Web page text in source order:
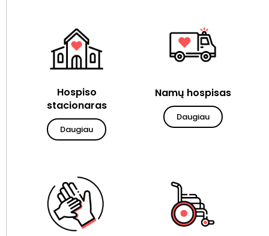
Hospiso
stacionaras
Daugiau
Namų hospisas
Daugiau